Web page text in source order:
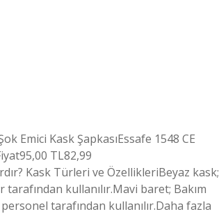
Emici Kask ŞapkasıEssafe 1548 CE
TL82,99
Kask Türleri ve ÖzellikleriBeyaz kask;
kullanılır.Mavi baret; Bakım
tarafından kullanılır.Daha fazla